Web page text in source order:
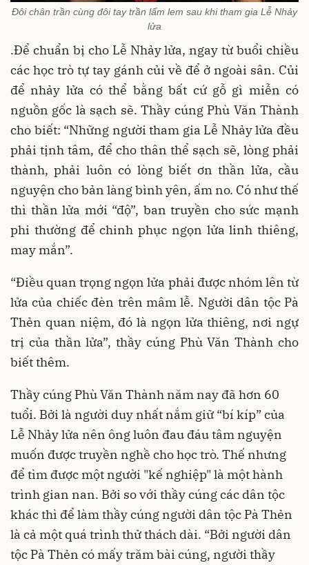
Đôi chân trần cùng đôi tay trần lấm lem sau khi tham gia Lễ Nhảy
lửa
.Để chuẩn bị cho Lễ Nhảy lửa, ngay từ buổi chiều
các học trò tự tay gánh củi về để ở ngoài sân. Củi
để nhảy lửa có thể bằng bất cứ gỗ gì miễn có
nguồn gốc là sạch sẽ. Thầy cúng Phù Văn Thành
cho biết: “Những người tham gia Lễ Nhảy lửa đều
phải tịnh tâm, để cho thân thể sạch sẽ, lòng phải
thành, phải luôn có lòng biết ơn thần lửa, cầu
nguyện cho bản làng bình yên, ấm no. Có như thế
thì thần lửa mới “độ”, ban truyền cho sức mạnh
phi thường để chinh phục ngọn lửa linh thiêng,
may mắn”.
“Điều quan trọng ngọn lửa phải được nhóm lên từ
lửa của chiếc đèn trên mâm lễ. Người dân tộc Pà
Thẻn quan niệm, đó là ngọn lửa thiêng, nơi ngự
trị của thần lửa”, thầy cúng Phù Văn Thành cho
biết thêm.
Thầy cúng Phù Văn Thành năm nay đã hơn 60
tuổi. Bởi là người duy nhất nắm giữ “bí kíp” của
Lễ Nhảy lửa nên ông luôn đau đáu tâm nguyện
muốn được truyền nghề cho học trò. Thế nhưng
để tìm được một người "kế nghiệp" là một hành
trình gian nan. Bởi so với thầy cúng các dân tộc
khác thì để làm thầy cúng người dân tộc Pà Thẻn
là cả một quá trình thử thách dài. “Bởi người dân
tộc Pà Thẻn có mấy trăm bài cúng, người thầy